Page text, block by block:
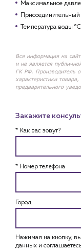
Максимальное
Температура воды °С
Вся информация на
и не является
ГК РФ. Производитель
характеристики
предварительного
Закажите
* Как вас зовут?
* Номер телефона
Город
Нажимая на кнопку,
данных и